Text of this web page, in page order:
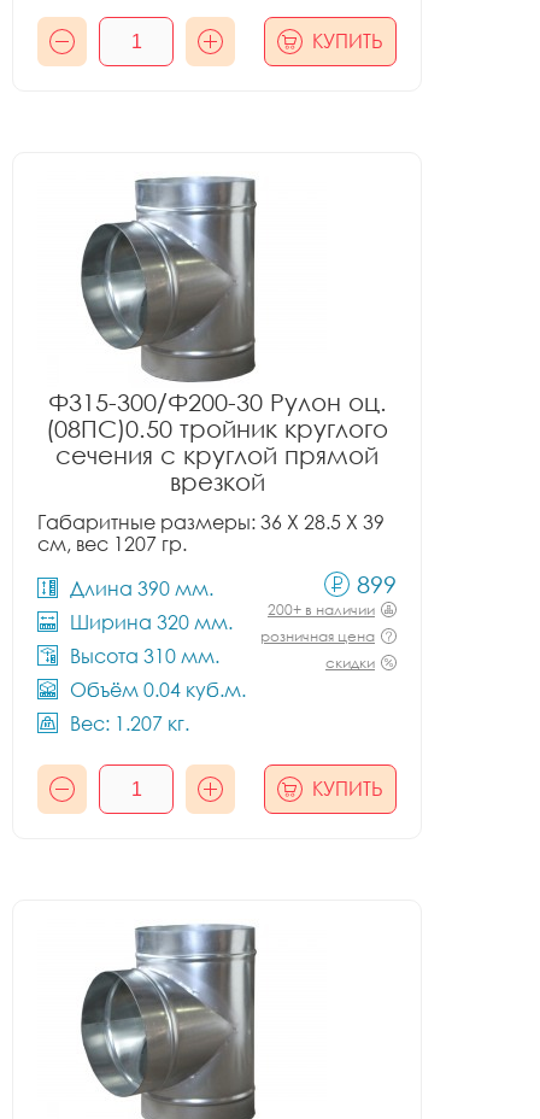
КУПИТЬ
Ф315-300/Ф200-30 Рулон оц.
(08ПС)0.50 тройник круглого
сечения с круглой прямой
врезкой
Габаритные размеры: 36 X 28.5 X 39
см, вес 1207 гр.
Длина 390 мм.
Ширина 320 мм.
Высота 310 мм.
Объём 0.04 куб.м.
Вес: 1.207 кг.
899
200+ в наличии
розничная цена
скидки
КУПИТЬ